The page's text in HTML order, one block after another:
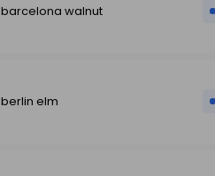
barcelona walnut
berlin elm